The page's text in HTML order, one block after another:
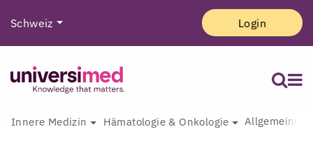
Schweiz Login
Innere Medizin Hämatologie & Onkologie Allgemeine